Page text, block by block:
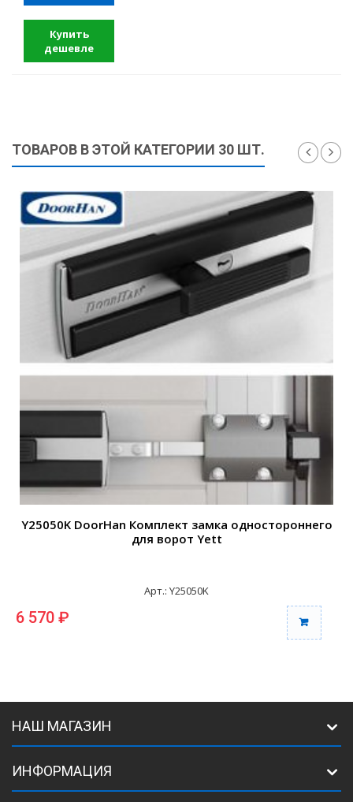
Купить
дешевле
ТОВАРОВ В ЭТОЙ КАТЕГОРИИ 30 ШТ.
Y25050K DoorHan Комплект замка одностороннего
для ворот Yett
Арт.: Y25050K
6 570 ₽
НАШ МАГАЗИН
ИНФОРМАЦИЯ